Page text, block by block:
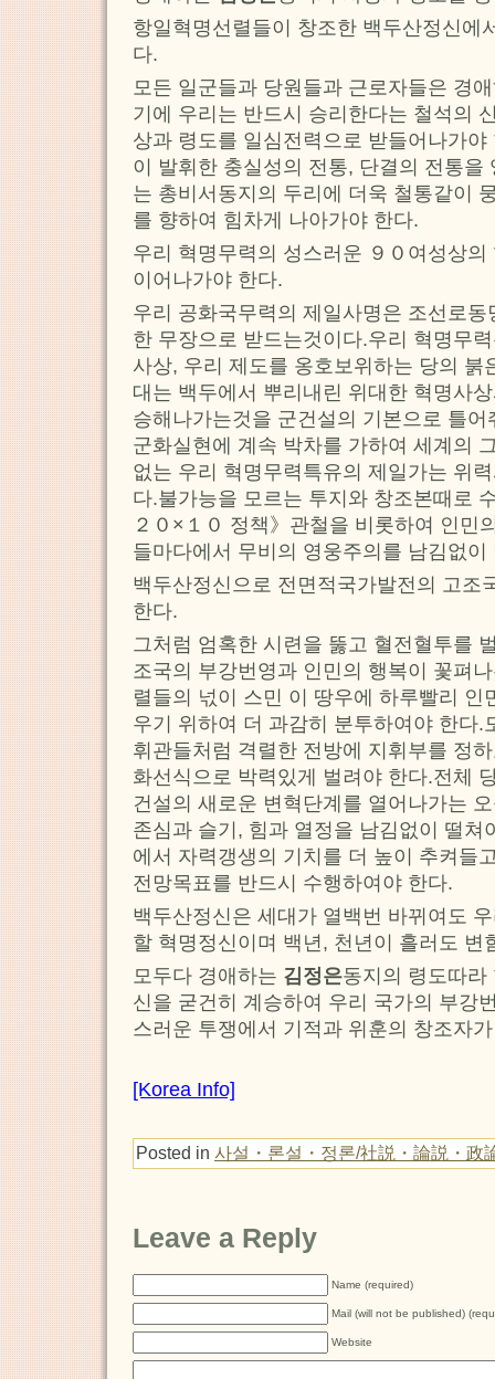
항일혁명선렬들이 창조한 백두산정신에
다.
모든 일군들과 당원들과 근로자들은 경
기에 우리는 반드시 승리한다는 철석의
상과 령도를 일심전력으로 받들어나가
이 발휘한 충실성의 전통, 단결의 전통을
는 총비서동지의 두리에 더욱 철통같이
를 향하여 힘차게 나아가야 한다.
우리 혁명무력의 성스러운 ９０여성상
이어나가야 한다.
우리 공화국무력의 제일사명은 조선로
한 무장으로 받드는것이다.우리 혁명무
사상, 우리 제도를 옹호보위하는 당의 붉
대는 백두에서 뿌리내린 위대한 혁명사
승해나가는것을 군건설의 기본으로 틀
군화실현에 계속 박차를 가하여 세계의
없는 우리 혁명무력특유의 제일가는 위
다.불가능을 모르는 투지와 창조본때로
２０×１０ 정책》관철을 비롯하여 인민
들마다에서 무비의 영웅주의를 남김없이
백두산정신으로 전면적국가발전의 고조
한다.
그처럼 엄혹한 시련을 뚫고 혈전혈투를
조국의 부강번영과 인민의 행복이 꽃펴
렬들의 넋이 스민 이 땅우에 하루빨리 인
우기 위하여 더 과감히 분투하여야 한다.
휘관들처럼 격렬한 전방에 지휘부를 정
화선식으로 박력있게 벌려야 한다.전체
건설의 새로운 변혁단계를 열어나가는
존심과 슬기, 힘과 열정을 남김없이 떨쳐
에서 자력갱생의 기치를 더 높이 추켜들
전망목표를 반드시 수행하여야 한다.
백두산정신은 세대가 열백번 바뀌여도
할 혁명정신이며 백년, 천년이 흘러도 변
모두다 경애하는 김정은동지의 령도따라
신을 굳건히 계승하여 우리 국가의 부강
스러운 투쟁에서 기적과 위훈의 창조자
[Korea Info]
Posted in 사설・론설・정론/社説・論説・政
Leave a Reply
Name (required)
Mail (will not be published)
Website